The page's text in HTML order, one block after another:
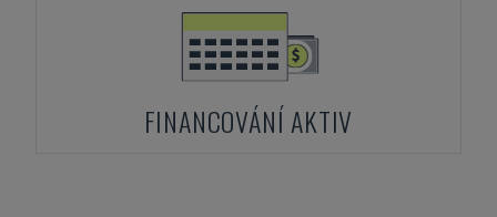
FINANCOVÁNÍ AKTIV